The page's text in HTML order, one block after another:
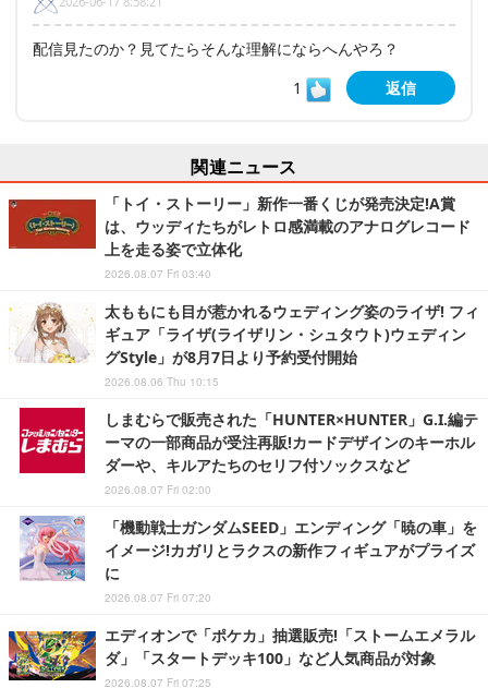
配信見たのか？見てたらそんな理解にならへんやろ？
1
返信
関連ニュース
「トイ・ストーリー」新作一番くじが発売決定!A賞
は、ウッディたちがレトロ感満載のアナログレコード
上を走る姿で立体化
2026.08.07 Fri 03:40
太ももにも目が惹かれるウェディング姿のライザ! フィ
ギュア「ライザ(ライザリン・シュタウト)ウェディン
グStyle」が8月7日より予約受付開始
2026.08.06 Thu 10:15
しまむらで販売された「HUNTER×HUNTER」G.I.編テ
ーマの一部商品が受注再販!カードデザインのキーホル
ダーや、キルアたちのセリフ付ソックスなど
2026.08.07 Fri 02:00
「機動戦士ガンダムSEED」エンディング「暁の車」を
イメージ!カガリとラクスの新作フィギュアがプライズ
に
2026.08.07 Fri 07:20
エディオンで「ポケカ」抽選販売!「ストームエメラル
ダ」「スタートデッキ100」など人気商品が対象
2026.08.07 Fri 07:25